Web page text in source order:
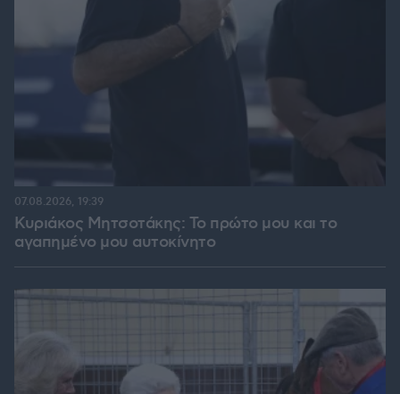
Κυριάκος Μητσοτάκης: Το πρώτο μου και το
αγαπημένο μου αυτοκίνητο
07.08.2026, 19:39